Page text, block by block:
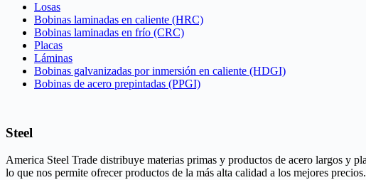
Losas
Bobinas laminadas en caliente (HRC)
Bobinas laminadas en frío (CRC)
Placas
Láminas
Bobinas galvanizadas por inmersión en caliente (HDGI)
Bobinas de acero prepintadas (PPGI)
Steel
America Steel Trade distribuye materias primas y productos de acero largos y
lo que nos permite ofrecer productos de la más alta calidad a los mejores precios.